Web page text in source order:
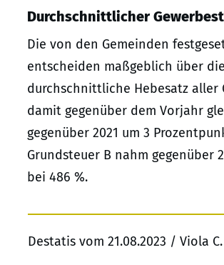
Durchschnittlicher
Die von den Gemeinden
entscheiden maßgeblich über
durchschnittliche Hebesatz aller
damit gegenüber dem Vorjahr
gegenüber 2021 um 3
Grundsteuer B nahm gegenüber
bei 486 %.
Destatis vom 21.08.2023 / Viola